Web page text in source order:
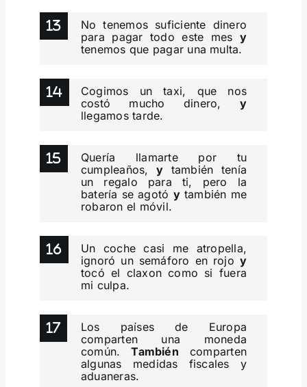
No tenemos suficiente dinero
para pagar todo este mes y
tenemos que pagar una multa.
Cogimos un taxi, que nos
costó mucho dinero, y
llegamos tarde.
Quería llamarte por tu
cumpleaños,y también tenía
un regalo para ti, pero la
batería se agotó ytambién me
robaron el móvil.
Un coche casi me atropella,
ignoró un semáforo en rojo y
tocó el claxon como si fuera
mi culpa.
Los países de Europa
comparten una moneda
común.También comparten
algunas medidas fiscales y
aduaneras.